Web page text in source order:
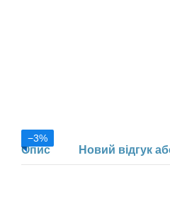
−3%
Опис Новий відгук